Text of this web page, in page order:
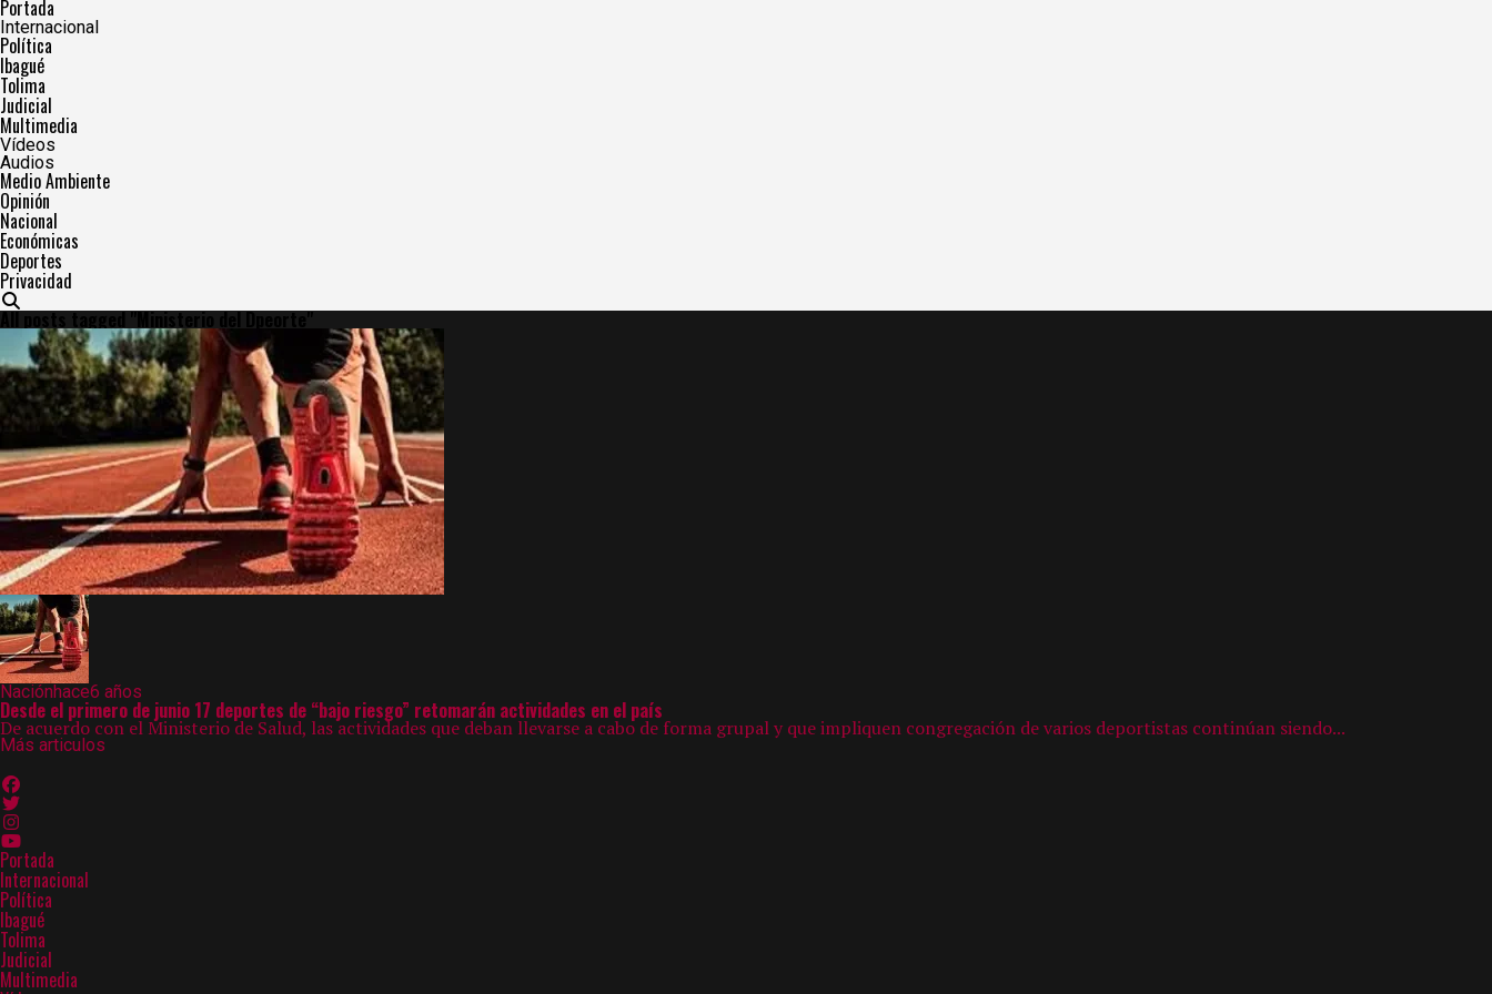
Portada
Internacional
Política
Ibagué
Tolima
Judicial
Multimedia
Vídeos
Audios
Medio Ambiente
Opinión
Nacional
Económicas
Deportes
Privacidad
All posts tagged "Ministerio del Dpeorte"
Naciónhace6 años
Desde el primero de junio 17 deportes de “bajo riesgo” retomarán actividades en el país
De acuerdo con el Ministerio de Salud, las actividades que deban llevarse a cabo de forma grupal y que impliquen congregación de varios deportistas continúan siendo...
Más articulos
Portada
Internacional
Política
Ibagué
Tolima
Judicial
Multimedia